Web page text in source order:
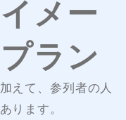
メー
ラン
えて、参列者の人
ります。